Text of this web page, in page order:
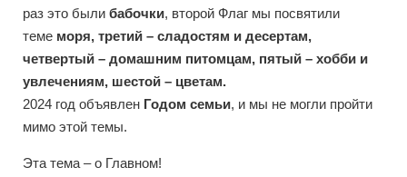
раз это были бабочки, второй Флаг мы посвятили
теме моря, третий – сладостям и десертам,
четвертый – домашним питомцам, пятый – хобби и
увлечениям, шестой – цветам.
2024 год объявленГодом семьи, и мы не могли пройти
мимо этой темы.
Эта тема – о Главном!